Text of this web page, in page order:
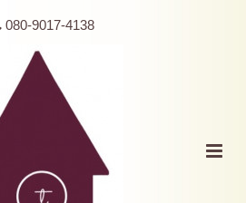
080-9017-4138